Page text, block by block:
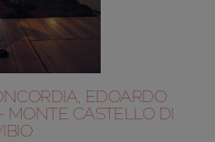
EDOARDO
MONTE CASTELLO DI